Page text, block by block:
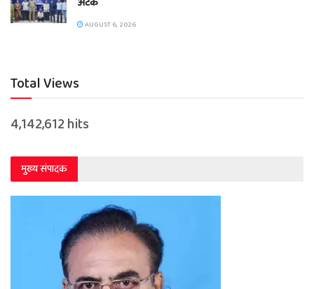
AUGUST 6, 2026
Total Views
4,142,612 hits
मुख्य संपादक